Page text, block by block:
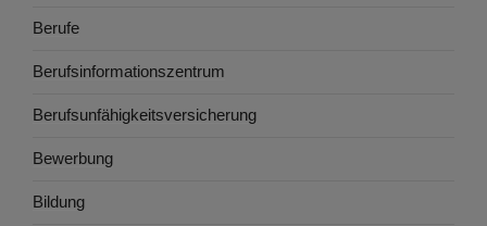
Berufe
Berufsinformationszentrum
Berufsunfähigkeitsversicherung
Bewerbung
Bildung